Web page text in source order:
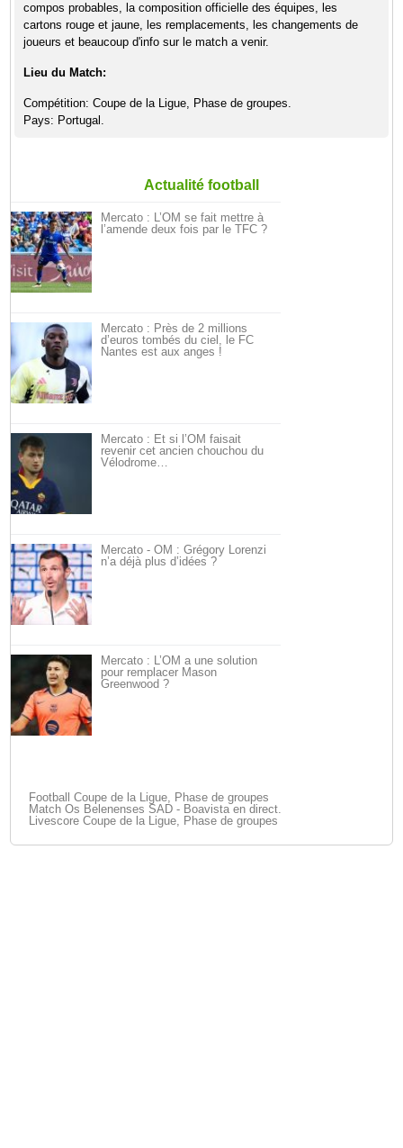
compos probables, la composition officielle des équipes, les
cartons rouge et jaune, les remplacements, les changements de
joueurs et beaucoup d'info sur le match a venir.
Lieu du Match:
Compétition: Coupe de la Ligue, Phase de groupes.
Pays: Portugal.
Actualité football
Mercato : L’OM se fait mettre à
l’amende deux fois par le TFC ?
Mercato : Près de 2 millions
d’euros tombés du ciel, le FC
Nantes est aux anges !
Mercato : Et si l’OM faisait
revenir cet ancien chouchou du
Vélodrome…
Mercato - OM : Grégory Lorenzi
n’a déjà plus d’idées ?
Mercato : L’OM a une solution
pour remplacer Mason
Greenwood ?
Football Coupe de la Ligue, Phase de groupes
Match Os Belenenses SAD - Boavista en direct.
Livescore Coupe de la Ligue, Phase de groupes